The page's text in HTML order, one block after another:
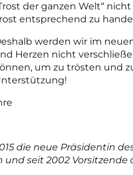
der ganzen Welt“
entsprechend zu
werden wir im
Herzen nicht
um zu trösten und
die neue Präsidentin
und seit 2002